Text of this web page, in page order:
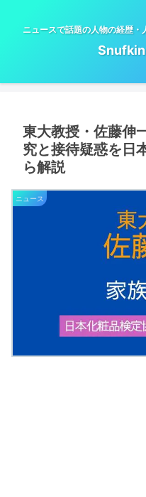
ニュースで話題の人物の経歴
東大教授・佐藤伸
究と接待疑惑を日
ら解説
ニュース